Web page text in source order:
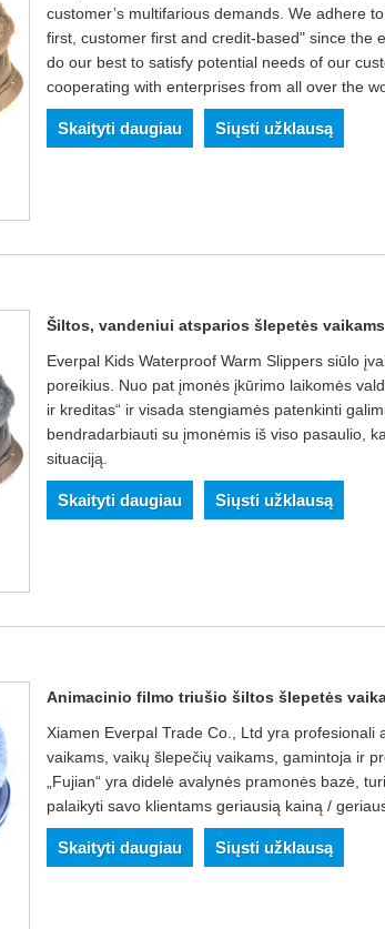
customer’s multifarious demands. We adhere
first, customer first and credit-based" since the
do our best to satisfy potential needs of our
cooperating with enterprises from all over the
Skaityti daugiau Siųsti užklausą
Šiltos, vandeniui atsparios šlepetės vaikams
Everpal Kids Waterproof Warm Slippers siūlo
poreikius. Nuo pat įmonės įkūrimo laikomės
ir kreditas“ ir visada stengiamės patenkinti
bendradarbiauti su įmonėmis iš viso pasaulio,
situaciją.
Skaityti daugiau Siųsti užklausą
Animacinio filmo triušio šiltos šlepetės
Xiamen Everpal Trade Co., Ltd yra profesionali
vaikams, vaikų šlepečių vaikams, gamintoja ir
„Fujian“ yra didelė avalynės pramonės bazė,
palaikyti savo klientams geriausią kainą /
Skaityti daugiau Siųsti užklausą